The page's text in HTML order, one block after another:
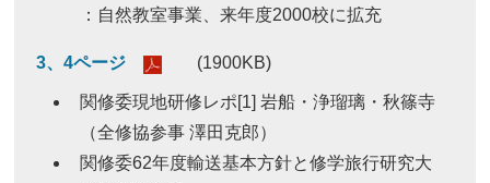
：自然教室事業、来年度2000校に拡充
3、4ページ (1900KB)
関修委現地研修レポ[1] 岩船・浄瑠璃・秋篠寺
（全修協参事 澤田克郎）
関修委62年度輸送基本方針と修学旅行研究大